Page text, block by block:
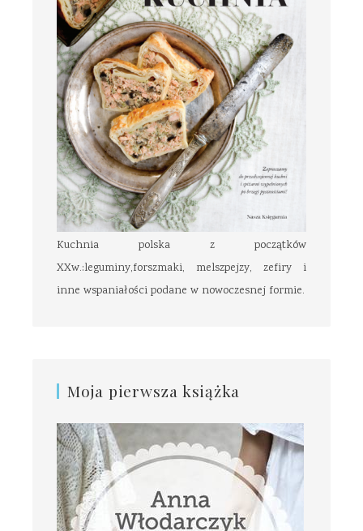
Kuchnia polska z początków
XXw.:leguminy,forszmaki, melszpejzy, zefiry i
inne wspaniałości podane w nowoczesnej formie.
Moja pierwsza książka